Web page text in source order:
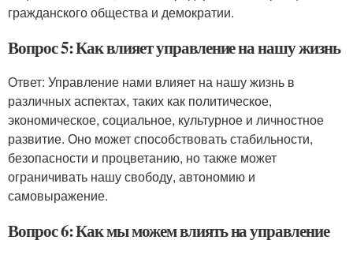
гражданского общества и демократии.
Вопрос 5: Как влияет управление на нашу жизнь
Ответ: Управление нами влияет на нашу жизнь в
различных аспектах, таких как политическое,
экономическое, социальное, культурное и личностное
развитие. Оно может способствовать стабильности,
безопасности и процветанию, но также может
ограничивать нашу свободу, автономию и
самовыражение.
Вопрос 6: Как мы можем влиять на управление